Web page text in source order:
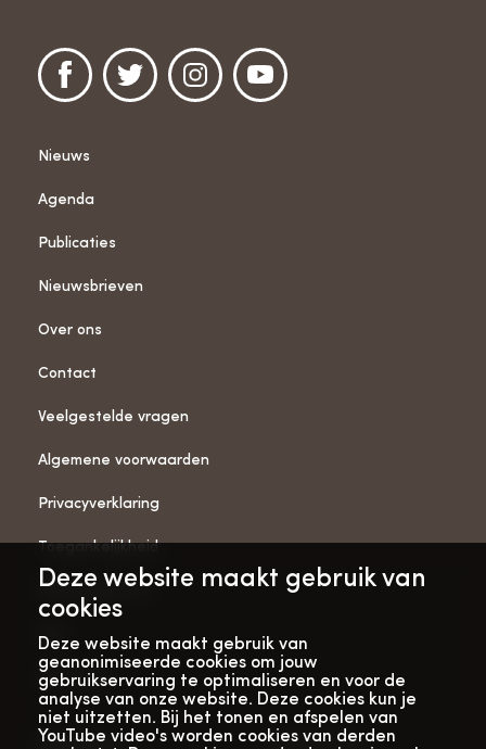
Deze website maakt gebruik van
cookies
Deze website maakt gebruik van
geanonimiseerde cookies om jouw
gebruikservaring te optimaliseren en voor de
analyse van onze website. Deze cookies kun je
niet uitzetten. Bij het tonen en afspelen van
YouTube video's worden cookies van derden
Nieuws
Agenda
Publicaties
Nieuwsbrieven
Over ons
Contact
Veelgestelde vragen
Algemene voorwaarden
Privacyverklaring
Toegankelijkheid
ANBI-gegevens
Pers
Vacatures
Bekijk onze Met dank aan